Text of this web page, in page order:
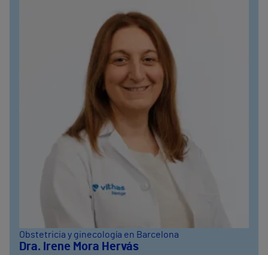
Obstetricia y ginecología en Barcelona
Dra. Irene Mora Hervás